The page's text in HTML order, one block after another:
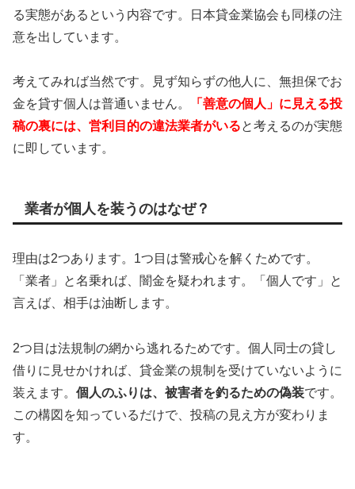
る実態があるという内容です。日本貸金業協会も同様の注
意を出しています。
考えてみれば当然です。見ず知らずの他人に、無担保でお
金を貸す個人は普通いません。
「善意の個人」に見える投
稿の裏には、営利目的の違法業者がいると考えるのが実態
に即しています。
業者が個人を装うのはなぜ？
理由は2つあります。1つ目は警戒心を解くためです。
「業者」と名乗れば、闇金を疑われます。「個人です」と
言えば、相手は油断します。
2つ目は法規制の網から逃れるためです。個人同士の貸し
借りに見せかければ、貸金業の規制を受けていないように
装えます。 個人のふりは、被害者を釣るための偽装です。
この構図を知っているだけで、投稿の見え方が変わりま
す。